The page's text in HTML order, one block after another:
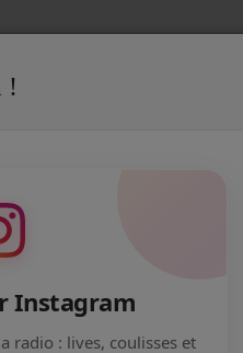
la Fête du Lac d'Annecy
FÊTE DU LAC
!
Instagram
radio : lives, coulisses et